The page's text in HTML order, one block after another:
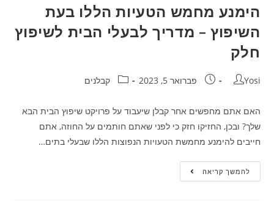
הימנע מחמש הטעיות הללו בעת
השיפוץ – מדריך לבעלי הבית לשיפוץ
חלק
Yosi פברואר 5, 2023 קבלנים
האם אתם מחפשים אחר קבלן שיעבוד על פרויקט שיפוץ הבית הבא
שלך? ובכן, החזיקו חזק כי לפני שאתם חותמים על החוזה, אתם
חייבים להימנע מחמשת הטעויות הנפוצות הללו שבעלי בתים…
להמשך קריאה